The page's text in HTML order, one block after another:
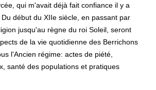
qui m'avait déjà fait confiance il y a
début du XIIe siècle, en passant par
jusqu'au règne du roi Soleil, seront
de la vie quotidienne des Berrichons
l'Ancien régime: actes de piété,
santé des populations et pratiques